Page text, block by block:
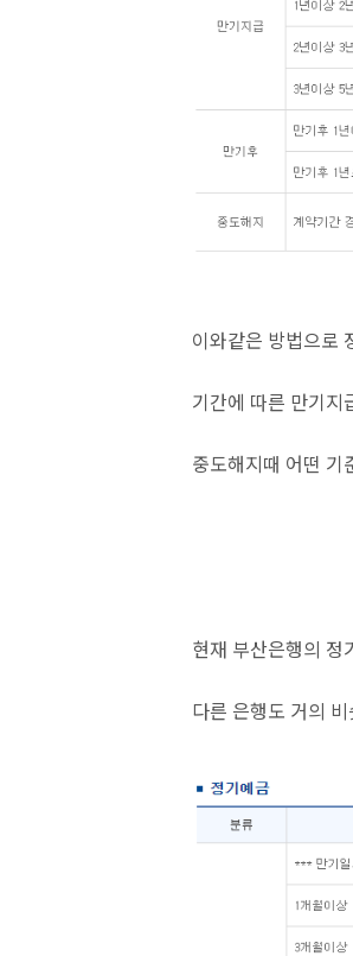
이와같은 방법으로
기간에 따른 만기지
중도해지때 어떤 기
현재 부산은행의
다른 은행도 거의